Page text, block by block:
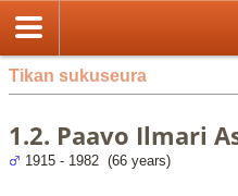
Tikan sukuseura
1.2. Paavo Ilmari
1915 - 1982 (66 years)